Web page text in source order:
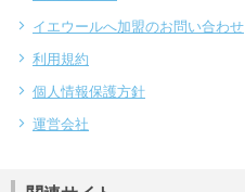
イエウールへ加盟のお問い合わせ
利用規約
個人情報保護方針
運営会社